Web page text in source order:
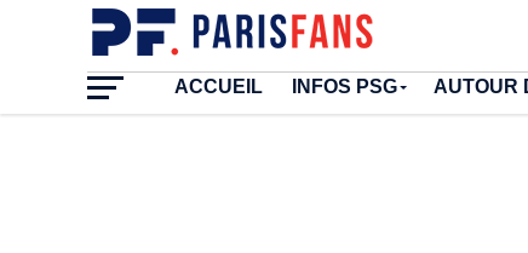
ACCUEIL INFOS PSG AUTOUR